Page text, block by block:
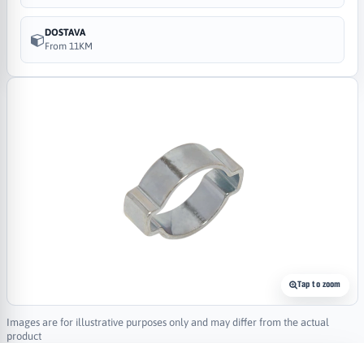
Tap to zoom
Images are for illustrative purposes only and may differ from the actual
product
DOSTAVA
From 11KM